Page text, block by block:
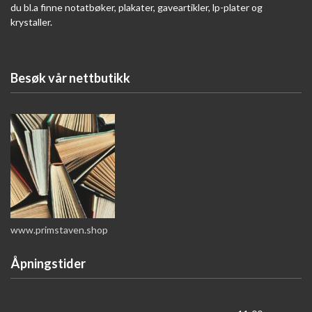
du bl.a finne notatbøker, plakater, gaveartikler, lp-plater og
krystaller.
Besøk vår nettbutikk
www.primstaven.shop
Åpningstider